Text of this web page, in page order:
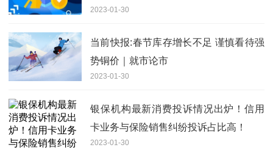
2023-01-30
当前快报:春节库存增长不足 谨慎看待强
势铜价｜就市论市
2023-01-30
银保机构最新消费投诉情况出炉！信用
卡业务与保险销售纠纷投诉占比高！
2023-01-30